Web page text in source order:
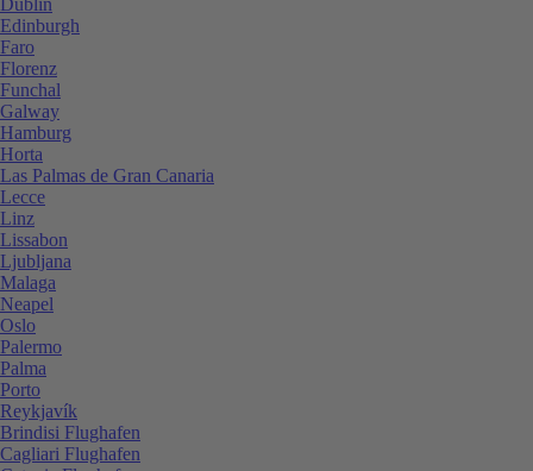
Edinburgh
Faro
Florenz
Funchal
Galway
Hamburg
Horta
Las Palmas de Gran Canaria
Lecce
Linz
Lissabon
Ljubljana
Malaga
Neapel
Oslo
Palermo
Palma
Porto
Reykjavík
Brindisi Flughafen
Cagliari Flughafen